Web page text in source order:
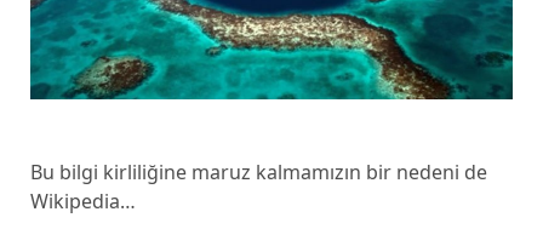
Bu bilgi kirliliğine maruz kalmamızın bir nedeni de
Wikipedia…